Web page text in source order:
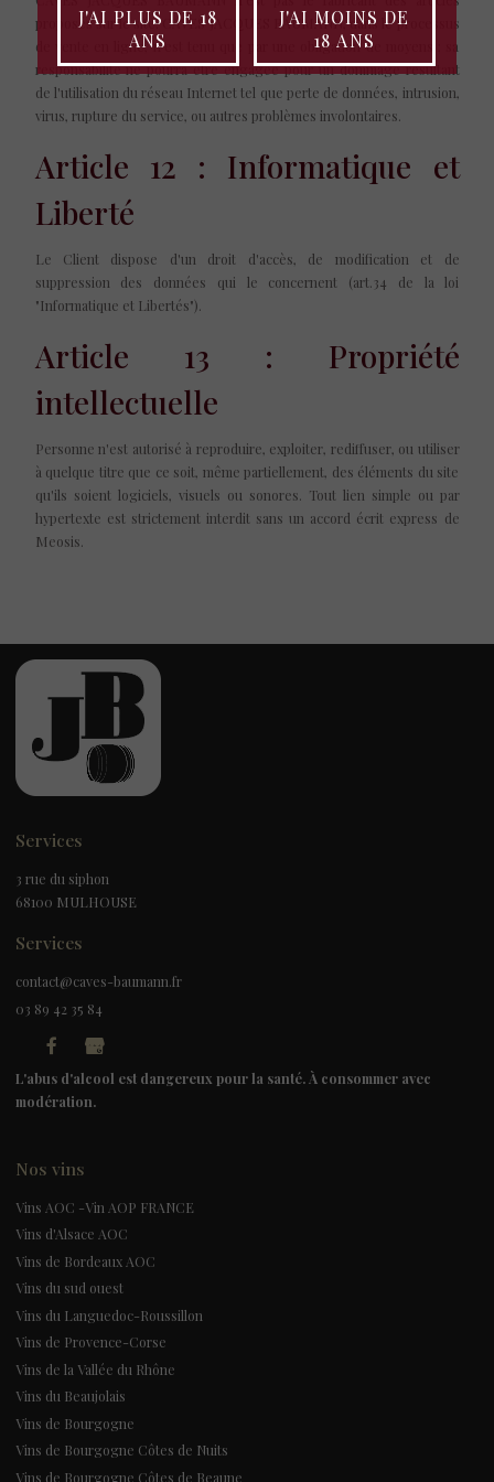
proposés sur le site. CAVES JACQUES BAUMANN, dans le processus
de vente en ligne, n'est tenu que par une obligation de moyens ; sa
responsabilité ne pourra être engagée pour un dommage résultant
de l'utilisation du réseau Internet tel que perte de données, intrusion,
virus, rupture du service, ou autres problèmes involontaires.
Article 12 : Informatique et
Liberté
Le Client dispose d'un droit d'accès, de modification et de
suppression des données qui le concernent (art.34 de la loi
"Informatique et Libertés").
Article 13 : Propriété
intellectuelle
Personne n'est autorisé à reproduire, exploiter, rediffuser, ou utiliser
à quelque titre que ce soit, même partiellement, des éléments du site
qu'ils soient logiciels, visuels ou sonores. Tout lien simple ou par
hypertexte est strictement interdit sans un accord écrit express de
Meosis.
Services
3 rue du siphon
68100 MULHOUSE
Services
contact@caves-baumann.fr
03 89 42 35 84
L'abus d'alcool est dangereux pour la santé. À consommer avec
modération.
Nos vins
Vins AOC -Vin AOP FRANCE
Vins d'Alsace AOC
Vins de Bordeaux AOC
Vins du sud ouest
Vins du Languedoc-Roussillon
Vins de Provence-Corse
Vins de la Vallée du Rhône
Vins du Beaujolais
Vins de Bourgogne
Vins de Bourgogne Côtes de Nuits
Vins de Bourgogne Côtes de Beaune
J'AI PLUS DE 18
ANS
J'AI MOINS DE
18 ANS